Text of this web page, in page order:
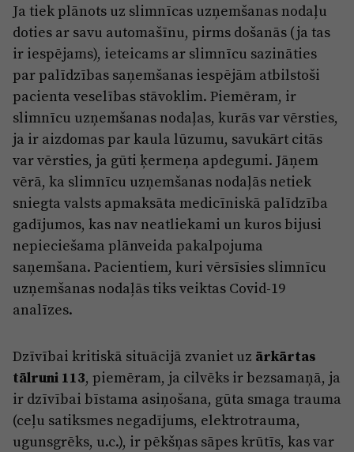
Ja tiek plānots uz slimnīcas uzņemšanas nodaļu
doties ar savu automašīnu, pirms došanās (ja tas
ir iespējams), ieteicams ar slimnīcu sazināties
par palīdzības saņemšanas iespējām atbilstoši
pacienta veselības stāvoklim. Piemēram, ir
slimnīcu uzņemšanas nodaļas, kurās var vērsties,
ja ir aizdomas par kaula lūzumu, savukārt citās
var vērsties, ja gūti ķermeņa apdegumi. Jāņem
vērā, ka slimnīcu uzņemšanas nodaļās netiek
sniegta valsts apmaksāta medicīniskā palīdzība
gadījumos, kas nav neatliekami un kuros bijusi
nepieciešama plānveida pakalpojuma
saņemšana. Pacientiem, kuri vērsīsies slimnīcu
uzņemšanas nodaļās tiks veiktas Covid-19
analīzes.
Dzīvībai kritiskā situācijā zvaniet uz ārkārtas
tālruni 113, piemēram, ja cilvēks ir bezsamaņā, ja
ir dzīvībai bīstama asiņošana, gūta smaga trauma
(ceļu satiksmes negadījums, elektrotrauma,
ugunsgrēks, u.c.), ir pēkšņas sāpes krūtīs, kas var